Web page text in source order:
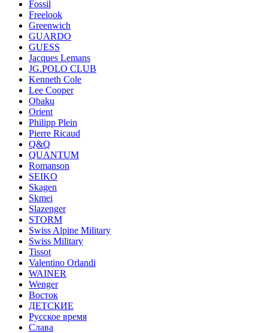
Fossil
Freelook
Greenwich
GUARDO
GUESS
Jacques Lemans
JG.POLO CLUB
Kenneth Cole
Lee Cooper
Obaku
Orient
Philipp Plein
Pierre Ricaud
Q&Q
QUANTUM
Romanson
SEIKO
Skagen
Skmei
Slazenger
STORM
Swiss Alpine Military
Swiss Military
Tissot
Valentino Orlandi
WAINER
Wenger
Восток
ДЕТСКИЕ
Русское время
Слава